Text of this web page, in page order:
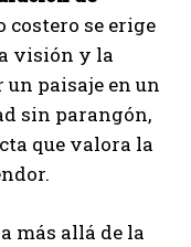
costero se erige
visión y la
paisaje en un
sin parangón,
que valora la
más allá de la